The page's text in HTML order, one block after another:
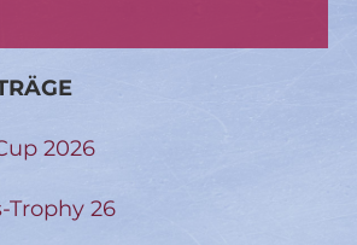
2026
Trophy 26